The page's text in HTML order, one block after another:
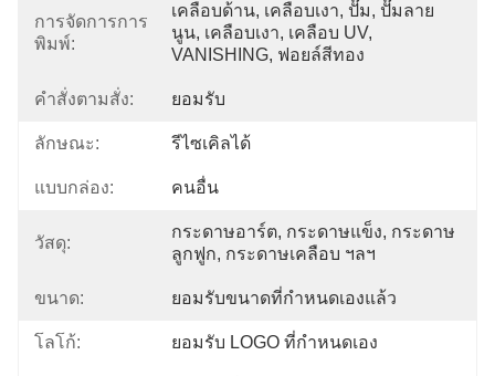
การจัดการการ
พิมพ์:
เคลือบด้าน, เคลือบเงา, ปั๊ม, ปั๊มลาย
นูน, เคลือบเงา, เคลือบ UV,
VANISHING, ฟอยล์สีทอง
คําสั่งตามสั่ง: ยอมรับ
ลักษณะ: รีไซเคิลได้
แบบกล่อง: คนอื่น
วัสดุ:
กระดาษอาร์ต, กระดาษแข็ง, กระดาษ
ลูกฟูก, กระดาษเคลือบ ฯลฯ
ขนาด: ยอมรับขนาดที่กำหนดเองแล้ว
โลโก้: ยอมรับ LOGO ที่กําหนดเอง